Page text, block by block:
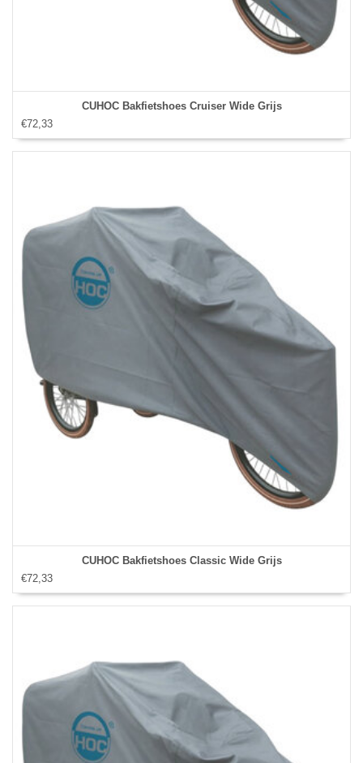
CUHOC Bakfietshoes Cruiser Wide Grijs
€72,33
CUHOC Bakfietshoes Classic Wide Grijs
€72,33